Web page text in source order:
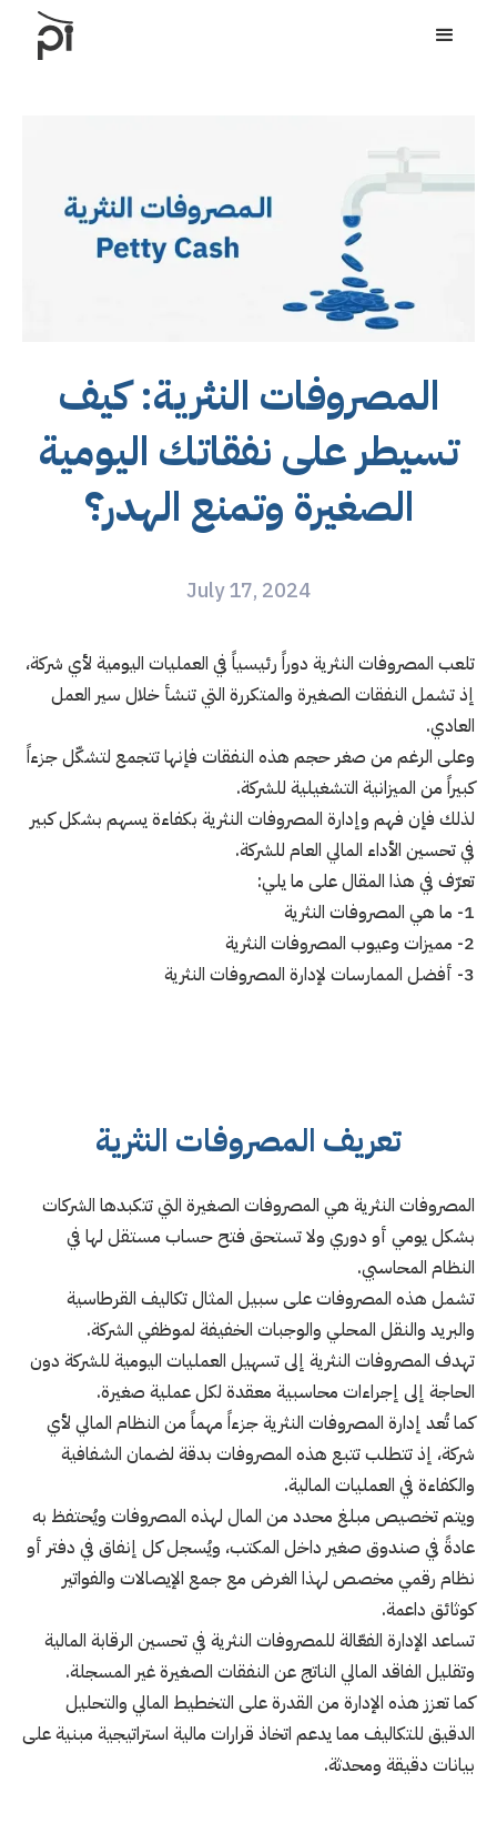
المصروفات النثرية: كيف
تسيطر على نفقاتك اليومية
الصغيرة وتمنع الهدر؟
July 17, 2024
تلعب المصروفات النثرية دوراً رئيسياً في العمليات اليومية لأي شركة،
إذ تشمل النفقات الصغيرة والمتكررة التي تنشأ خلال سير العمل
العادي.
وعلى الرغم من صغر حجم هذه النفقات فإنها تتجمع لتشكّل جزءاً
كبيراً من الميزانية التشغيلية للشركة.
لذلك فإن فهم وإدارة المصروفات النثرية بكفاءة يسهم بشكل كبير
في تحسين الأداء المالي العام للشركة.
تعرّف في هذا المقال على ما يلي:
1- ما هي المصروفات النثرية
2- مميزات وعيوب المصروفات النثرية
3- أفضل الممارسات لإدارة المصروفات النثرية
تعريف المصروفات النثرية
المصروفات النثرية هي المصروفات الصغيرة التي تتكبدها الشركات
بشكل يومي أو دوري ولا تستحق فتح حساب مستقل لها في
النظام المحاسبي.
تشمل هذه المصروفات على سبيل المثال تكاليف القرطاسية
والبريد والنقل المحلي والوجبات الخفيفة لموظفي الشركة.
تهدف المصروفات النثرية إلى تسهيل العمليات اليومية للشركة دون
الحاجة إلى إجراءات محاسبية معقدة لكل عملية صغيرة.
كما تُعد إدارة المصروفات النثرية جزءاً مهماً من النظام المالي لأي
شركة، إذ تتطلب تتبع هذه المصروفات بدقة لضمان الشفافية
والكفاءة في العمليات المالية.
ويتم تخصيص مبلغ محدد من المال لهذه المصروفات ويُحتفظ به
عادةً في صندوق صغير داخل المكتب، ويُسجل كل إنفاق في دفتر أو
نظام رقمي مخصص لهذا الغرض مع جمع الإيصالات والفواتير
كوثائق داعمة.
تساعد الإدارة الفعّالة للمصروفات النثرية في تحسين الرقابة المالية
وتقليل الفاقد المالي الناتج عن النفقات الصغيرة غير المسجلة.
كما تعزز هذه الإدارة من القدرة على التخطيط المالي والتحليل
الدقيق للتكاليف مما يدعم اتخاذ قرارات مالية استراتيجية مبنية على
بيانات دقيقة ومحدثة.